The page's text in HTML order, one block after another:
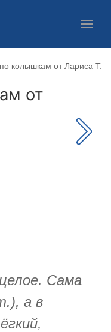
колышкам от Лариса Т.
от
Сама
а в